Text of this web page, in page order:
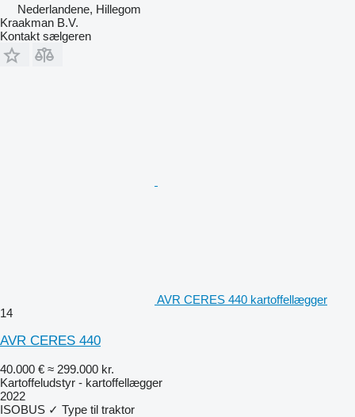
Nederlandene, Hillegom
Kraakman B.V.
Kontakt sælgeren
AVR CERES 440 kartoffellægger
14
AVR CERES 440
40.000 € ≈ 299.000 kr.
Kartoffeludstyr - kartoffellægger
2022
ISOBUS ✓ Type til traktor